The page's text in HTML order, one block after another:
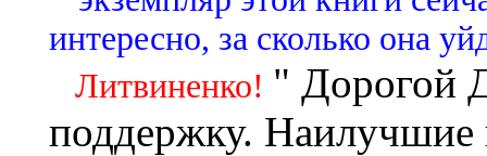
интересно, за сколько она
Литвиненко! " Дорогой
поддержку. Наилучшие